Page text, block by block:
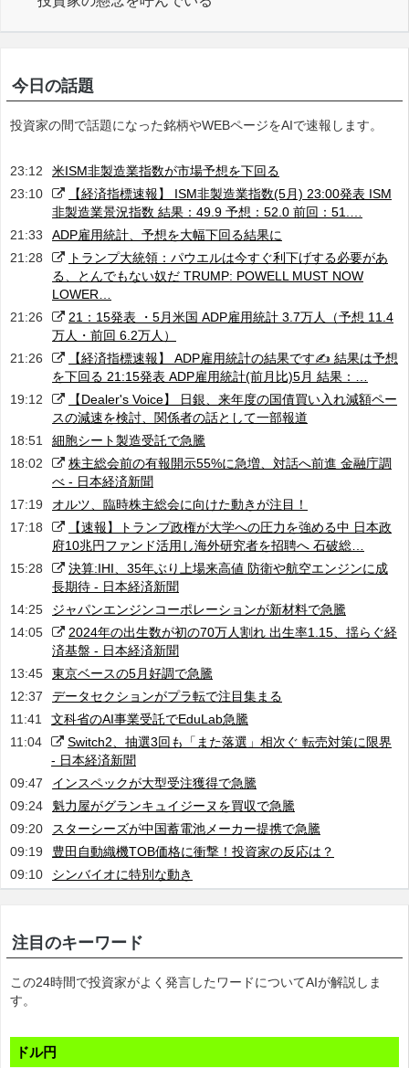
今日の話題
投資家の間で話題になった銘柄やWEBページをAIで速報します。
23:12
米ISM非製造業指数が市場予想を下回る
23:10
【経済指標速報】 ISM非製造業指数(5月) 23:00発表 ISM
非製造業景況指数 結果：49.9 予想：52.0 前回：51.…
21:33
ADP雇用統計、予想を大幅下回る結果に
21:28
トランプ大統領：パウエルは今すぐ利下げする必要があ
る、とんでもない奴だ TRUMP: POWELL MUST NOW
LOWER…
21:26
21：15発表 ・5月米国 ADP雇用統計 3.7万人（予想 11.4
万人・前回 6.2万人）
21:26
【経済指標速報】 ADP雇用統計の結果です✍️ 結果は予想
を下回る 21:15発表 ADP雇用統計(前月比)5月 結果：…
19:12
【Dealer's Voice】 日銀、来年度の国債買い入れ減額ペー
スの減速を検討、関係者の話として一部報道
18:51
細胞シート製造受託で急騰
18:02
株主総会前の有報開示55%に急増、対話へ前進 金融庁調
べ - 日本経済新聞
17:19
オルツ、臨時株主総会に向けた動きが注目！
17:18
【速報】トランプ政権が大学への圧力を強める中 日本政
府10兆円ファンド活用し海外研究者を招聘へ 石破総…
15:28
決算:IHI、35年ぶり上場来高値 防衛や航空エンジンに成
長期待 - 日本経済新聞
14:25
ジャパンエンジンコーポレーションが新材料で急騰
14:05
2024年の出生数が初の70万人割れ 出生率1.15、揺らぐ経
済基盤 - 日本経済新聞
13:45
東京ベースの5月好調で急騰
12:37
データセクションがプラ転で注目集まる
11:41
文科省のAI事業受託でEduLab急騰
11:04
Switch2、抽選3回も「また落選」相次ぐ 転売対策に限界
- 日本経済新聞
09:47
インスペックが大型受注獲得で急騰
09:24
魁力屋がグランキュイジーヌを買収で急騰
09:20
スターシーズが中国蓄電池メーカー提携で急騰
09:19
豊田自動織機TOB価格に衝撃！投資家の反応は？
09:10
シンバイオに特別な動き
注目のキーワード
この24時間で投資家がよく発言したワードについてAIが解説しま
す。
ドル円